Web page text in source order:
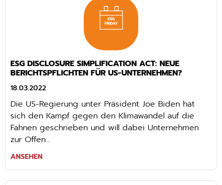
ESG DISCLOSURE SIMPLIFICATION ACT: NEUE
BERICHTSPFLICHTEN FÜR US-UNTERNEHMEN?
18.03.2022
Die US-Regierung unter Präsident Joe Biden hat
sich den Kampf gegen den Klimawandel auf die
Fahnen geschrieben und will dabei Unternehmen
zur Offen...
ANSEHEN